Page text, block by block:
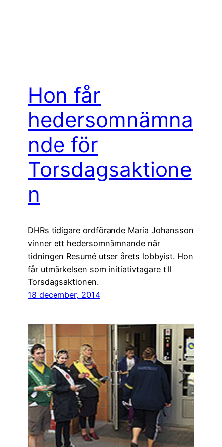
Hon får
hedersomnämna
nde för
Torsdagsaktione
n
DHRs tidigare ordförande Maria Johansson
vinner ett hedersomnämnande när
tidningen Resumé utser årets lobbyist. Hon
får utmärkelsen som initiativtagare till
Torsdagsaktionen.
18 december, 2014